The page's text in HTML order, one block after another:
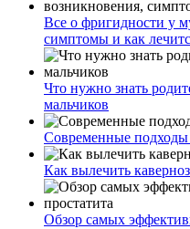
Все о фригидности у
симптомы и как
Что нужно знать
мальчиков
Современные
Как вылечить
Обзор самых